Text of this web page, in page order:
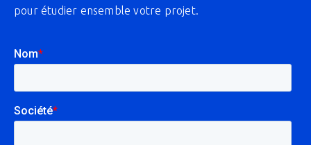
pour étudier ensemble votre projet.